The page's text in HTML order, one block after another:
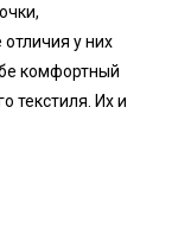
у них
комфортный
текстиля. Их и